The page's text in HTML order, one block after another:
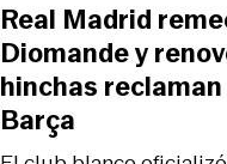
Real Madrid
Diomande y
hinchas
Barça